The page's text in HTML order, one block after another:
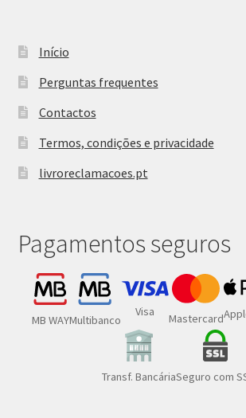
Início
Perguntas frequentes
Contactos
Termos, condições e privacidade
livroreclamacoes.pt
Pagamentos seguros
MB WAYMultibanco
Visa Mastercard
Transf. BancáriaSeguro com